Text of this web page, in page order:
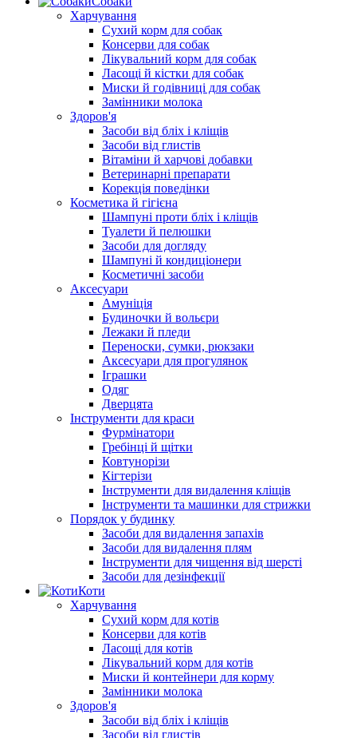
Харчування
Сухий корм для собак
Консерви для собак
Лікувальний корм для собак
Ласощі й кістки для собак
Миски й годівниці для собак
Замінники молока
Здоров'я
Засоби від бліх і кліщів
Засоби від глистів
Вітаміни й харчові добавки
Ветеринарні препарати
Корекція поведінки
Косметика й гігієна
Шампуні проти бліх і кліщів
Туалети й пелюшки
Засоби для догляду
Шампуні й кондиціонери
Косметичні засоби
Аксесуари
Амуніція
Будиночки й вольєри
Лежаки й пледи
Переноски, сумки, рюкзаки
Аксесуари для прогулянок
Іграшки
Одяг
Дверцята
Інструменти для краси
Фурмінатори
Гребінці й щітки
Ковтунорізи
Кігтерізи
Інструменти для видалення кліщів
Інструменти та машинки для стрижки
Порядок у будинку
Засоби для видалення запахів
Засоби для видалення плям
Інструменти для чищення від шерсті
Засоби для дезінфекції
Коти
Харчування
Сухий корм для котів
Консерви для котів
Ласощі для котів
Лікувальний корм для котів
Миски й контейнери для корму
Замінники молока
Здоров'я
Засоби від бліх і кліщів
Засоби від глистів